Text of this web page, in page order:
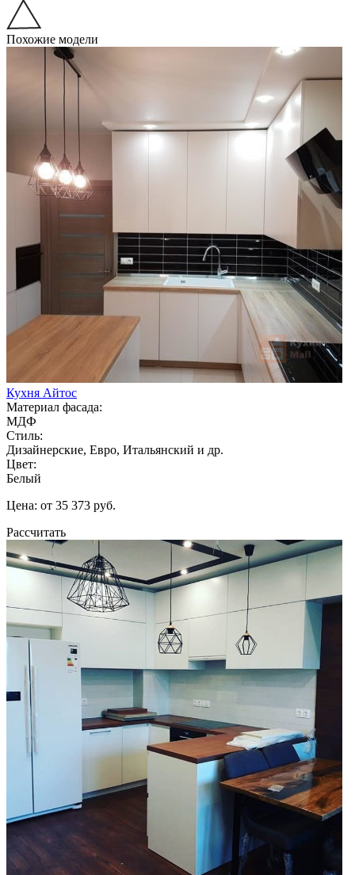
Похожие модели
Кухня Айтос
Материал фасада:
МДФ
Стиль:
Дизайнерские, Евро, Итальянский и др.
Цвет:
Белый
Цена: от 35 373 руб.
Рассчитать